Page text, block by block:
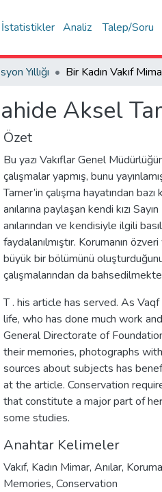
İstatistikler Analiz Talep/Soru
Yıllığı
Aksel
Özet
Bu yazı Vakıflar Genel
çalışmalar yapmış, bunu
Tamer’in çalışma hayatından
anılarına paylaşan kendi kızı
anılarından ve kendisiyle ilgili
faydalanılmıştır. Korumanın
büyük bir bölümünü
çalışmalarından da
T . his article has served. As
life, who has done much work
General Directorate of
their memories, photographs
sources about subjects has
at the article. Conservation
that constitute a major part of
some studies.
Anahtar Kelimeler
Vakıf, Kadın Mimar, Anılar, Koruma
Memories, Conservation